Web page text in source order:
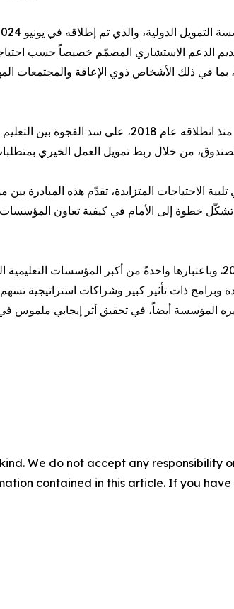
الدعم الاستشاري المصمّم خصيصاً حسب
بما في ذلك الأشخاص ذوي الإعاقة والمجتمعات
عمِل صندوق عبد العزيز الغرير لتعليم
الاحتياجات المتزايدة، تقدّم هذه المبادرة
تأسست مؤسسة عبد الله الغرير في عام 2015. وباعتبارها واحدةً
وبرامج ذات تأثير كبير وشراكات استراتيجية
We do not accept any responsibility
contained in this article. If you